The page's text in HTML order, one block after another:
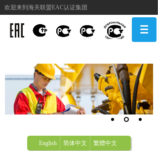
欢迎来到海关联盟EAC认证集团
English 简体中文 繁體中文